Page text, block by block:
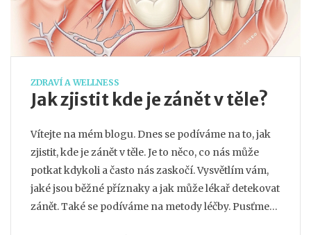
ZDRAVÍ A WELLNESS
Jak zjistit kde je zánět v těle?
Vítejte na mém blogu. Dnes se podíváme na to, jak
zjistit, kde je zánět v těle. Je to něco, co nás může
potkat kdykoli a často nás zaskočí. Vysvětlím vám,
jaké jsou běžné příznaky a jak může lékař detekovat
zánět. Také se podíváme na metody léčby. Pusťme